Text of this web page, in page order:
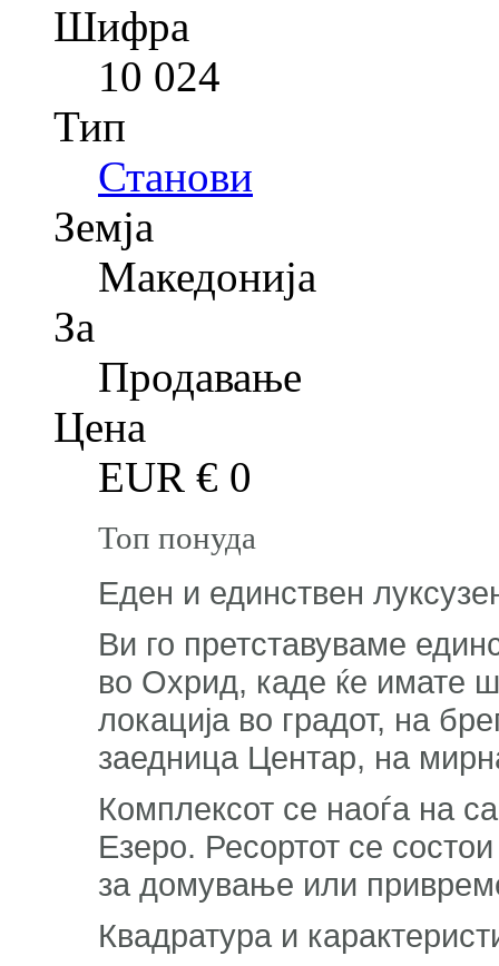
Шифра
10 024
Тип
Станови
Земја
Македонија
За
Продавање
Цена
EUR € 0
Топ понуда
Еден и единствен
Ви го претставуваме
во Охрид, каде ќе имате
локација во градот, на
заедница Центар, на
Комплексот се наоѓа на
Езеро. Ресортот се
за домување или
Квадратура и